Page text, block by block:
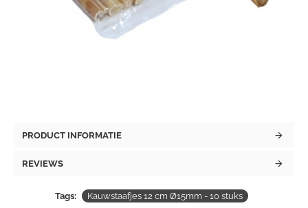
PRODUCT INFORMATIE
REVIEWS
Tags:
Kauwstaafjes 12 cm Ø15mm - 10 stuks